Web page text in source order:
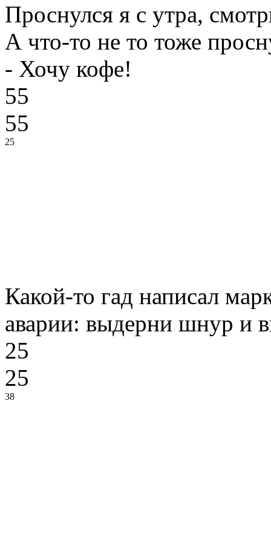
Проснулся я с утра,
А что-то не то тоже
- Хочу кофе!
55
55
25
Какой-то гад написал
аварии: выдерни шнур и
25
25
38